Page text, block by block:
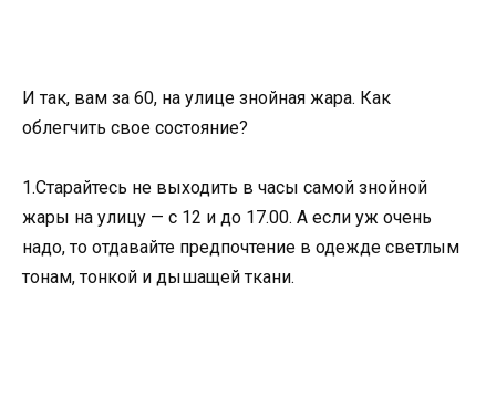
И так, вам за 60, на улице знойная жара. Как
облегчить свое состояние?
1.Старайтесь не выходить в часы самой знойной
жары на улицу — с 12 и до 17.00. А если уж очень
надо, то отдавайте предпочтение в одежде светлым
тонам, тонкой и дышащей ткани.